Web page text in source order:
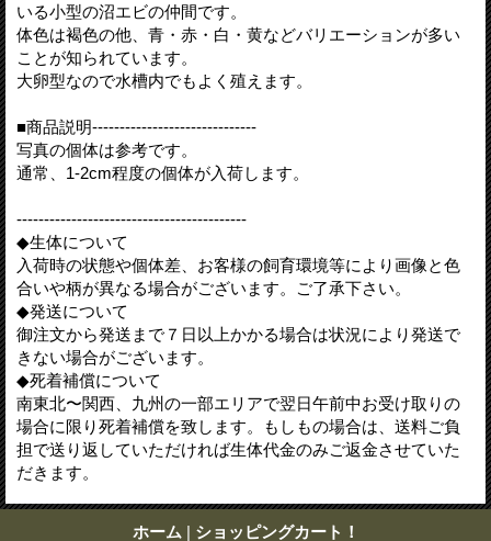
いる小型の沼エビの仲間です。
体色は褐色の他、青・赤・白・黄などバリエーションが多い
ことが知られています。
大卵型なので水槽内でもよく殖えます。
■商品説明------------------------------
写真の個体は参考です。
通常、1-2cm程度の個体が入荷します。
------------------------------------------
◆生体について
入荷時の状態や個体差、お客様の飼育環境等により画像と色
合いや柄が異なる場合がございます。ご了承下さい。
◆発送について
御注文から発送まで７日以上かかる場合は状況により発送で
きない場合がございます。
◆死着補償について
南東北〜関西、九州の一部エリアで翌日午前中お受け取りの
場合に限り死着補償を致します。もしもの場合は、送料ご負
担で送り返していただければ生体代金のみご返金させていた
だきます。
ホーム | ショッピングカート！